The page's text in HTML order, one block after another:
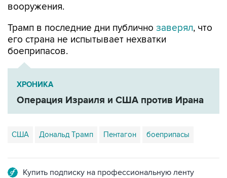
вооружения.
Трамп в последние дни публично заверял, что
его страна не испытывает нехватки
боеприпасов.
ХРОНИКА
Операция Израиля и США против Ирана
США Дональд Трамп Пентагон боеприпасы
Купить подписку на профессиональную ленту